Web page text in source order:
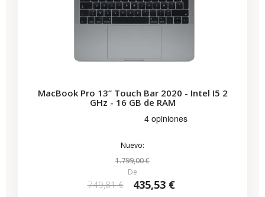
MacBook Pro 13” Touch Bar 2020 - Intel I5 2
GHz - 16 GB de RAM
Nuevo:
1.799,00 €
De
749,81 € 435,53 €